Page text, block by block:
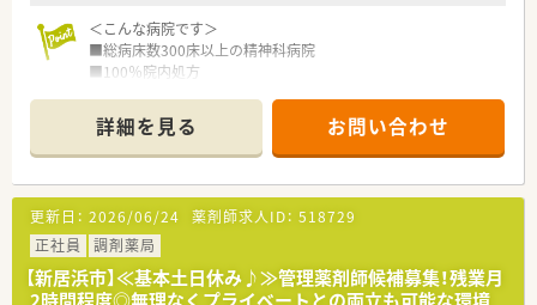
＜こんな病院です＞
■総病床数300床以上の精神科病院
■100％院内処方
化も進んでいる病院です。
＜業務内容＞
■調剤・監査・外来対応 等
■外来は平均75枚/日
<法人特徴>
■新居浜市に1施設、四国中央に1施設を展開している地域密着
型の病院です。
詳細を見る お問い合わせ
更新日： 2026/06/24 薬剤師求人ID： 518729
正社員
調剤薬局
【新居浜市】≪基本土日休み♪≫管理薬剤師候補募集！残業月